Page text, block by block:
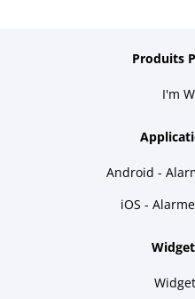
Produits
I'm
Android -
iOS -